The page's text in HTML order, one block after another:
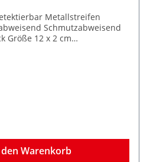
Schmutzabweisend
Größe 12 x 2 cm
Risiko einer
durch Pflaster.
Warenkorb